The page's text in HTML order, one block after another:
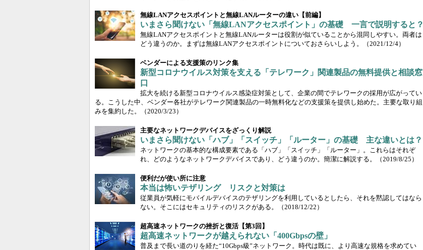
無線LANアクセスポイントと無線LANルーターの違い【前編】
いまさら聞けない「無線LANアクセスポイント」の基礎 一言で説明すると？
無線LANアクセスポイントと無線LANルーターは役割が似ていることから混同しやすい。両者は
どう違うのか。まずは無線LANアクセスポイントについておさらいしよう。
（2021/12/4）
ベンダーによる支援策のリンク集
新型コロナウイルス対策を支える「テレワーク」関連製品の無料提供と相談窓
口
拡大を続ける新型コロナウイルス感染症対策として、企業の間でテレワークの採用が広がってい
る。こうした中、ベンダー各社がテレワーク関連製品の一時無料化などの支援策を提供し始めた。主要な取り組
みを集約した。
（2020/3/23）
主要なネットワークデバイスをざっくり解説
いまさら聞けない「ハブ」「スイッチ」「ルーター」の基礎 主な違いとは？
ネットワークの基本的な構成要素である「ハブ」「スイッチ」「ルーター」。これらはそれぞ
れ、どのようなネットワークデバイスであり、どう違うのか。簡潔に解説する。
（2019/8/25）
便利だが使い所に注意
本当は怖いテザリング リスクと対策は
従業員が気軽にモバイルデバイスのテザリングを利用しているとしたら、それを黙認してはなら
ない。そこにはセキュリティのリスクがある。
（2018/12/22）
超高速ネットワークの挫折と復活【第3回】
超高速ネットワークが越えられない「400Gbpsの壁」
普及まで長い道のりを経た“10Gbps級”ネットワーク。時代は既に、より高速な規格を求めてい